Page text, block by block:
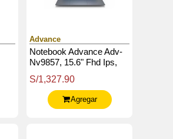
Advance
Notebook Advance Adv-
Nv9857, 15.6" Fhd Ips,
8Gb Ddr4, 256Gb Ssd
S/1,327.90
Agregar